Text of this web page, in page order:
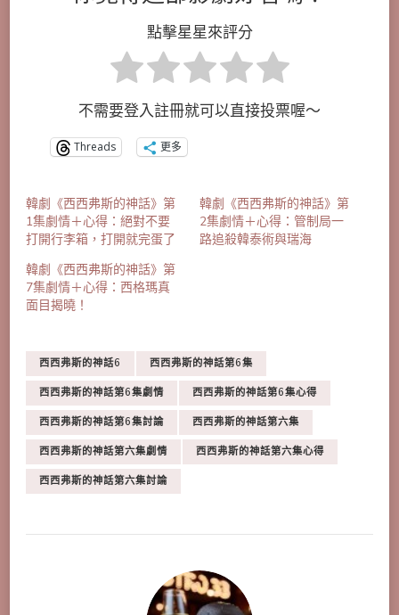
點擊星星來評分
不需要登入註冊就可以直接投票喔～
Threads 更多
韓劇《西西弗斯的神話》第
1集劇情＋心得：絕對不要
打開行李箱，打開就完蛋了
韓劇《西西弗斯的神話》第
2集劇情＋心得：管制局一
路追殺韓泰術與瑞海
韓劇《西西弗斯的神話》第
7集劇情＋心得：西格瑪真
面目揭曉！
西西弗斯的神話6 西西弗斯的神話第6集
西西弗斯的神話第6集劇情 西西弗斯的神話第6集心得
西西弗斯的神話第6集討論 西西弗斯的神話第六集
西西弗斯的神話第六集劇情 西西弗斯的神話第六集心得
西西弗斯的神話第六集討論